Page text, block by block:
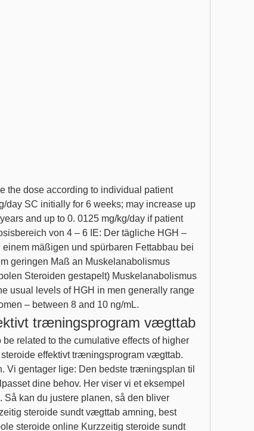
day SC initially for 6 weeks; may increase up
and up to 0. 0125 mg/kg/day if patient
von 4 – 6 IE: Der tägliche HGH –
mäßigen und spürbaren Fettabbau bei
geringen Maß an Muskelanabolismus
Steroiden gestapelt) Muskelanabolismus
usual levels of HGH in men generally range
– between 8 and 10 ng/mL.
træningsprogram vægttab
effektivt træningsprogram vægttab.
Vi gentager lige: Den bedste træningsplan til
dine behov. Her viser vi et eksempel
Så kan du justere planen, så den bliver
steroide sundt vægttab amning, best
steroide online Kurzzeitig steroide sundt